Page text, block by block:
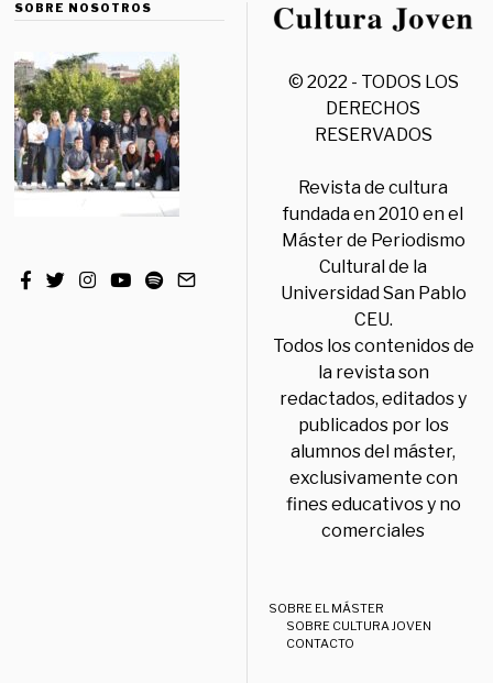
SOBRE NOSOTROS
© 2022 - TODOS LOS
DERECHOS
RESERVADOS
Revista de cultura
fundada en 2010 en el
Máster de Periodismo
Cultural de la
Universidad San Pablo
CEU.
Todos los contenidos de
la revista son
redactados, editados y
publicados por los
alumnos del máster,
exclusivamente con
fines educativos y no
comerciales
SOBRE EL MÁSTER
SOBRE CULTURA JOVEN
CONTACTO